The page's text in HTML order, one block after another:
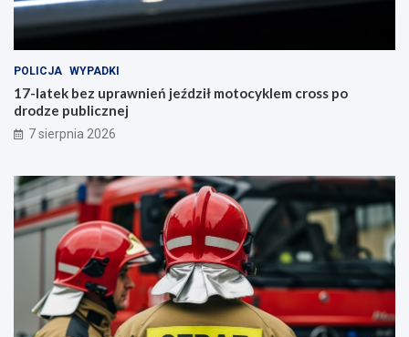
POLICJA WYPADKI
17-latek bez uprawnień jeździł motocyklem cross po
drodze publicznej
7 sierpnia 2026